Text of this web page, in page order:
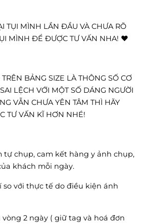
TỤI MÌNH LẦN ĐẦU VÀ CHƯA RÕ
MÌNH ĐỂ ĐƯỢC TƯ VẤN NHA! ❤️
BẢNG SIZE LÀ THÔNG SỐ CƠ
LỆCH VỚI MỘT SỐ DÁNG NGƯỜI
VẪN CHƯA YÊN TÂM THÌ HÃY
TƯ VẤN KĨ HƠN NHÉ!
chụp, cam kết hàng y ảnh chụp,
khách mỗi ngày.
so với thực tế do điều kiện ánh
2 ngày ( giữ tag và hoá đơn